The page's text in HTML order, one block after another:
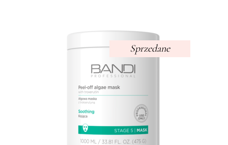
Sprzedane